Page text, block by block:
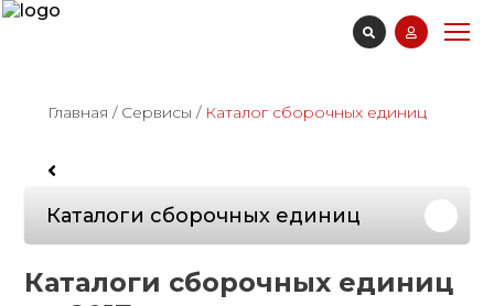
Главная / Сервисы / Каталог сборочных единиц
Каталоги сборочных единиц
Каталоги сборочных единиц